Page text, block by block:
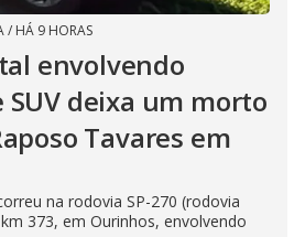
/ HÁ 9 HORAS
envolvendo
deixa um morto
Tavares em
na rodovia SP-270 (rodovia
373, em Ourinhos, envolvendo